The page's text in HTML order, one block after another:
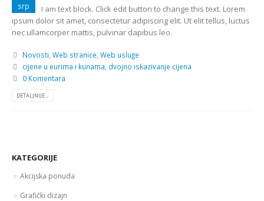
srp
I am text block. Click edit button to change this text. Lorem
ipsum dolor sit amet, consectetur adipiscing elit. Ut elit tellus, luctus
nec ullamcorper mattis, pulvinar dapibus leo.
Novosti, Web stranice, Web usluge
cijene u eurima i kunama, dvojno iskazivanje cijena
0 Komentara
DETALJNIJE...
KATEGORIJE
Akcijska ponuda
Grafički dizajn